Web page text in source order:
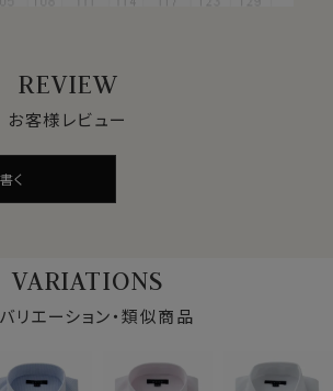
かいたときに肌離れのいいパナマ織の
。
ナマ織の組み合わせは、最強の涼感素
ない、暑い夏に最適な素材です。
材。
ジーケア加工を施してあるのでアイ
かかり、シワを伸ばしやすくなりま
REVIEW
お客様レビュー
く
VARIATIONS
リエーション・類似商品